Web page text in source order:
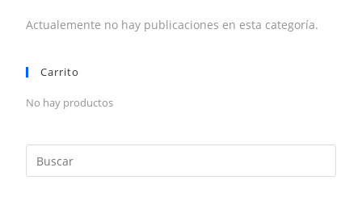
Actualemente no hay publicaciones en esta categoría.
Carrito
No hay productos